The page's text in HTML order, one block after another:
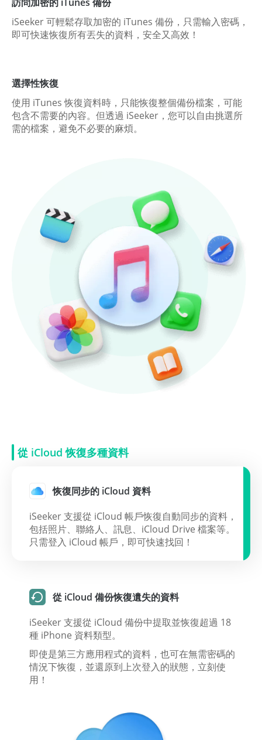
訪問加密的 iTunes 備份
iSeeker 可輕鬆存取加密的 iTunes 備份，只需輸入密碼，
即可快速恢復所有丟失的資料，安全又高效！
選擇性恢復
使用 iTunes 恢復資料時，只能恢復整個備份檔案，可能
包含不需要的內容。但透過 iSeeker，您可以自由挑選所
需的檔案，避免不必要的麻煩。
從 iCloud 恢復多種資料
恢復同步的 iCloud 資料
iSeeker 支援從 iCloud 帳戶恢復自動同步的資料，
包括照片、聯絡人、訊息、iCloud Drive 檔案等。
只需登入 iCloud 帳戶，即可快速找回！
從 iCloud 備份恢復遺失的資料
iSeeker 支援從 iCloud 備份中提取並恢復超過 18
種 iPhone 資料類型。
即使是第三方應用程式的資料，也可在無需密碼的
情況下恢復，並還原到上次登入的狀態，立刻使
用！